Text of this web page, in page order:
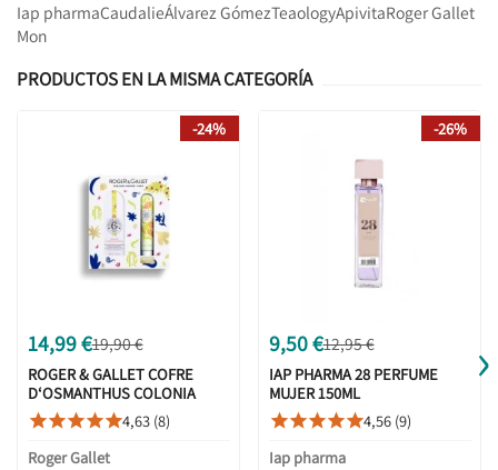
Iap pharmaCaudalieÁlvarez GómezTeaologyApivitaRoger Gallet
Mon
PRODUCTOS EN LA MISMA CATEGORÍA
14,99 €19,90 €
ROGER & GALLET COFRE
D‘OSMANTHUS COLONIA
30ML + CREMA MANOS 30ML
4,63 (8)
Roger Gallet
-24%
9,50 €12,95 €
IAP PHARMA 28 PERFUME
MUJER 150ML
4,56 (9)
Iap pharma
-26%
›